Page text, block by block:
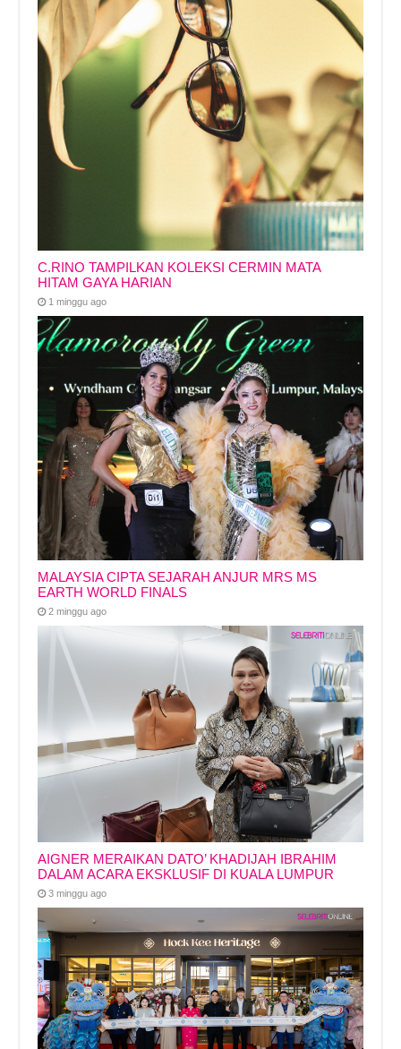
C.RINO TAMPILKAN KOLEKSI CERMIN MATA
HITAM GAYA HARIAN
1 minggu ago
MALAYSIA CIPTA SEJARAH ANJUR MRS MS
EARTH WORLD FINALS
2 minggu ago
AIGNER MERAIKAN DATO’ KHADIJAH IBRAHIM
DALAM ACARA EKSKLUSIF DI KUALA LUMPUR
3 minggu ago